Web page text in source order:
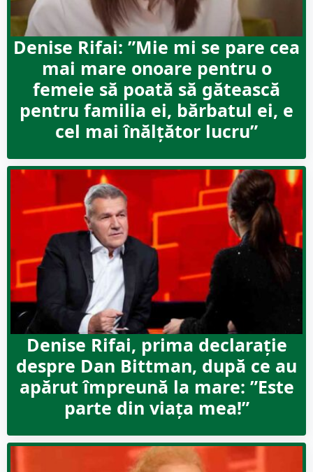
Denise Rifai: ”Mie mi se pare cea
mai mare onoare pentru o
femeie să poată să gătească
pentru familia ei, bărbatul ei, e
cel mai înălțător lucru”
Denise Rifai, prima declarație
despre Dan Bittman, după ce au
apărut împreună la mare: ”Este
parte din viața mea!”